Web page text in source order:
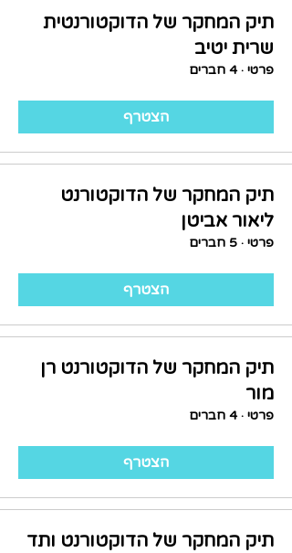
תיק המחקר של הדוקטורנטית
שרית יטיב
פרטי · 4 חברים
הצטרף
תיק המחקר של הדוקטורנט
ליאור אביטן
פרטי · 5 חברים
הצטרף
תיק המחקר של הדוקטורנט רן
מור
פרטי · 4 חברים
הצטרף
תיק המחקר של הדוקטורנט ותד